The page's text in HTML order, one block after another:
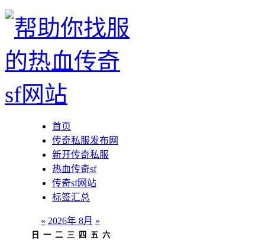
首页
传奇私服发布网
新开传奇私服
热血传奇sf
传奇sf网站
标签汇总
« 2026年 8月 »
日 一 二 三 四 五 六